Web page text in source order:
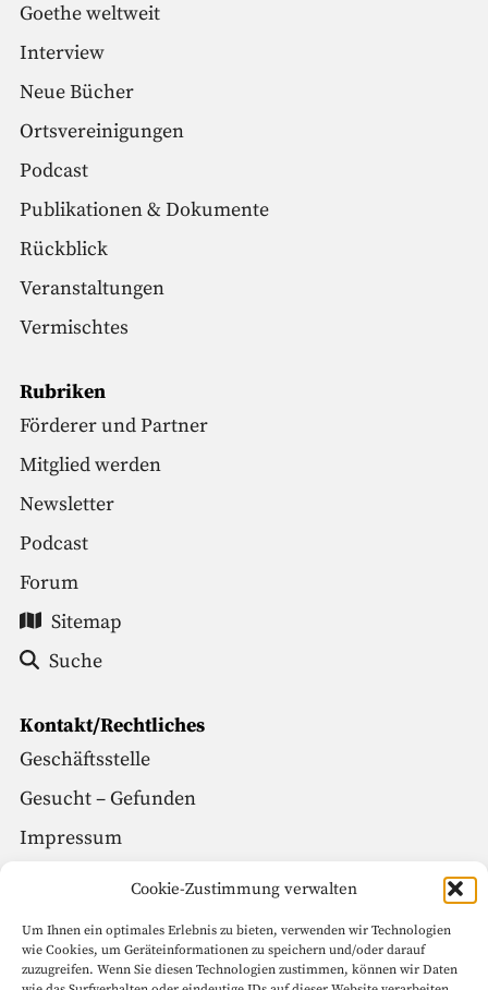
Cookie-Zustimmung verwalten
Um Ihnen ein optimales Erlebnis zu bieten, verwenden wir Technologien
wie Cookies, um Geräteinformationen zu speichern und/oder darauf
zuzugreifen. Wenn Sie diesen Technologien zustimmen, können wir Daten
Goethe weltweit
Interview
Neue Bücher
Ortsvereinigungen
Podcast
Publikationen & Dokumente
Rückblick
Veranstaltungen
Vermischtes
Rubriken
Förderer und Partner
Mitglied werden
Newsletter
Podcast
Forum
Sitemap
Suche
Kontakt/Rechtliches
Geschäftsstelle
Gesucht – Gefunden
Impressum
Social Media
Facebook